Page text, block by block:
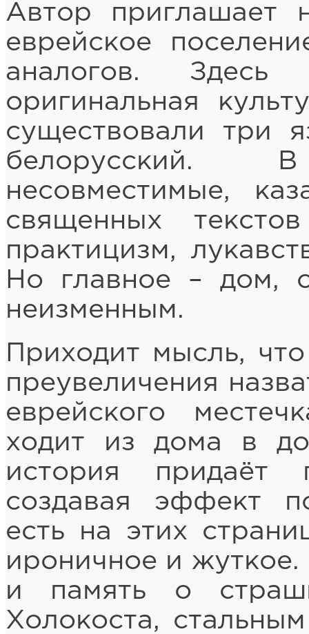
Автор приглашает
еврейское
аналогов. Здесь
оригинальная
существовали три
несовместимые,
священных
практицизм,
Но главное – дом,
неизменным.
Приходит мысль,
преувеличения
еврейского
ходит из дома в
история придаёт
создавая эффект
есть на этих
ироничное и
и память о
Холокоста,